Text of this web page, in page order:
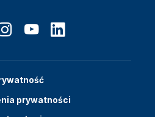
prywatności